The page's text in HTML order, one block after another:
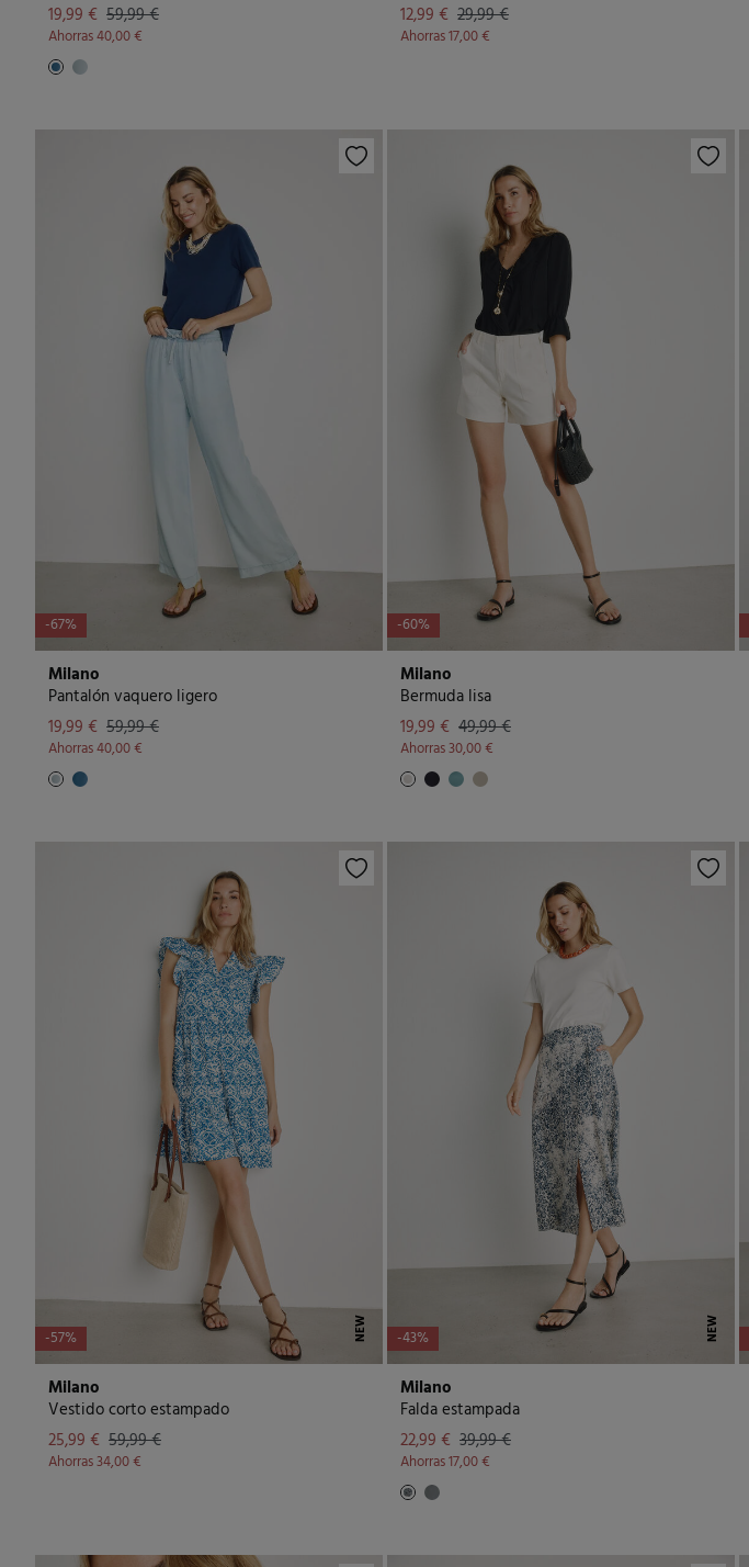
19,99 € 59,99 €
Ahorras40,00 €
12,99 € 29,99 €
Ahorras17,00 €
-67%
Milano
Pantalón vaquero ligero
19,99 € 59,99 €
Ahorras40,00 €
-60%
Milano
Bermuda lisa
19,99 € 49,99 €
Ahorras30,00 €
-57% NEW
Milano
Vestido corto estampado
25,99 € 59,99 €
Ahorras34,00 €
-43% NEW
Milano
Falda estampada
22,99 € 39,99 €
Ahorras17,00 €